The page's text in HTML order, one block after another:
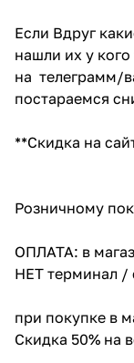
Если Вдруг
нашли их у
на телеграмм/
постараемся
**Скидка на
Розничному
ОПЛАТА: в
НЕТ терминал /
при покупке в
Скидка 50% на